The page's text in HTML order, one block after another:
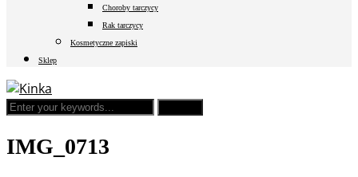
Choroby tarczycy
Rak tarczycy
Kosmetyczne zapiski
Sklep
IMG_0713